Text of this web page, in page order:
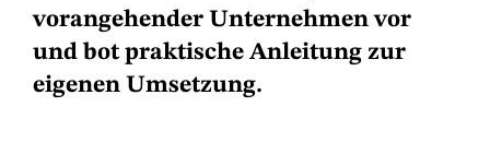
vorangehender Unternehmen vor
und bot praktische Anleitung zur
eigenen Umsetzung.